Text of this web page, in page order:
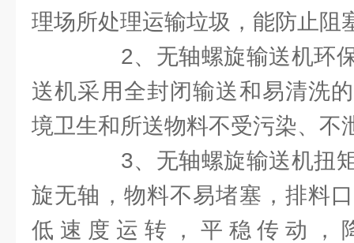
理场所处理运输垃圾，能防止阻
2、无轴螺旋输送机环保
送机采用全封闭输送和易清洗
境卫生和所送物料不受污染、不
3、无轴螺旋输送机扭矩
旋无轴，物料不易堵塞，排料
低速度运转，平稳传动，